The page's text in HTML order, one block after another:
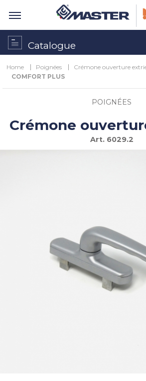
Catalogue
Home Poignées
Crémone ouverture
COMFORT PLUS
POIGNÉES
Crémone
Art.6029.2